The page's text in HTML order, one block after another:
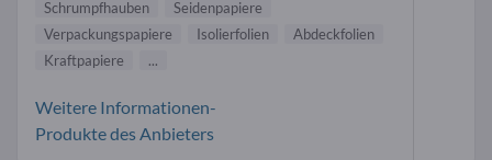
Schrumpfhauben
Seidenpapiere
Verpackungspapiere
Isolierfolien
Abdeckfolien
Kraftpapiere
...
Weitere Informationen-
Produkte des Anbieters